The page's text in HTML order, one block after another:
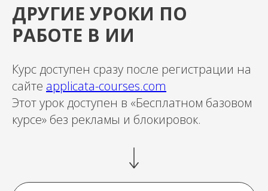
ДРУГИЕ УРОКИ ПО
РАБОТЕ В ИИ
Курс доступен сразу после регистрации на
сайте applicata-courses.com
Этот урок доступен в «Бесплатном базовом
курсе» без рекламы и блокировок.